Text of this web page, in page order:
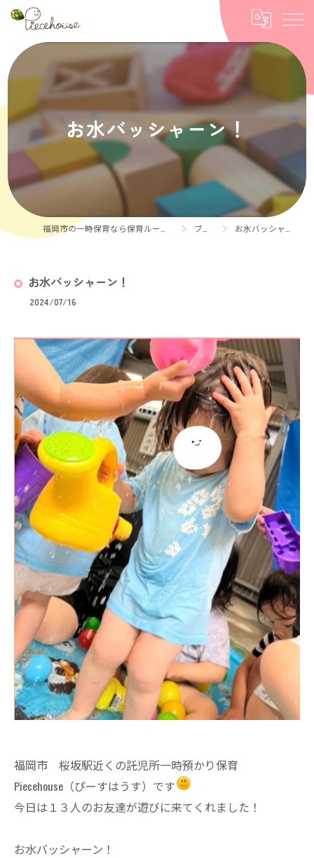
お水バッシャーン！
ブログ お水バッシャーン！
お水バッシャーン！
2024/07/16
福岡市 桜坂駅近くの託児所一時預かり保育
Piecehouse（ぴーすはうす）です
今日は１３人のお友達が遊びに来てくれました！
お水バッシャーン！